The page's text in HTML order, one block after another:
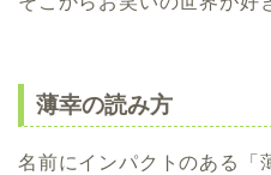
薄幸の読み方
名前にインパクトのある「